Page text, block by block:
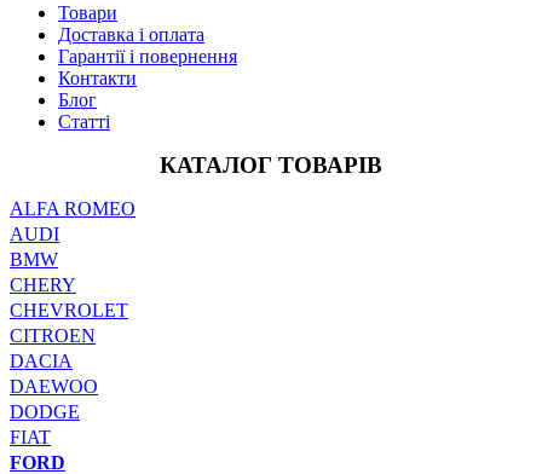
Товари
Доставка і оплата
Гарантії і повернення
Контакти
Блог
Статті
КАТАЛОГ ТОВАРІВ
ALFA ROMEO
AUDI
BMW
CHERY
CHEVROLET
CITROEN
DACIA
DAEWOO
DODGE
FIAT
FORD